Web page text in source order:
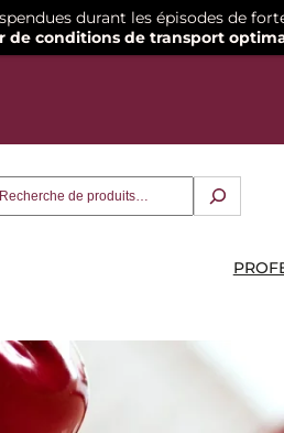
durant les épisodes de
de conditions de transport